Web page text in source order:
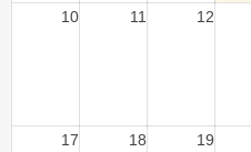
10 11 12
17 18 19